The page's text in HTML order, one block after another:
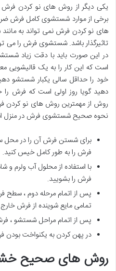
یکی دیگر از روش های نو کردن
برخی از موارد شستشوی کامل فرش
های نو کردن فرش نمی تواند به
تاثیرگذار باشد. شستشوی فرش را می
در این صورت باید با دقت زیاد
است که این کار را به یک قالیشویی
خود را حداقل سالی یکبار شستشو
دهید گویا روز اولی است که فرش را
روش از مهمترین روش های نو کردن
نحوه صحیح شستشوی فرش در منزل
برای شستن فرش آن را در محل
فرش را به طور کامل خیس کنید.
با استفاده از محلول آب ولرم
فرش را بشویید.
پس از اتمام مرحله دوم ، سطح
تمامی مایع شوینده از فرش
پس از اتمام مراحل شستشو ،
در پهن کردن به یکنواخت بودن
روش های صحیح